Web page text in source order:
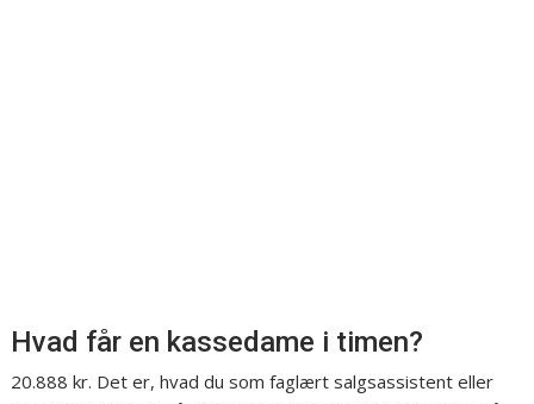
Hvad får en kassedame i timen?
20.888 kr. Det er, hvad du som faglært salgsassistent eller